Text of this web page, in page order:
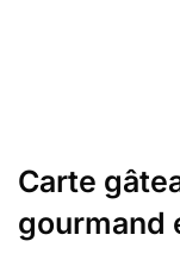
Carte
gourmand